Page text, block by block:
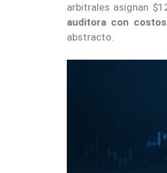
arbitrales asignan
auditora con
abstracto.